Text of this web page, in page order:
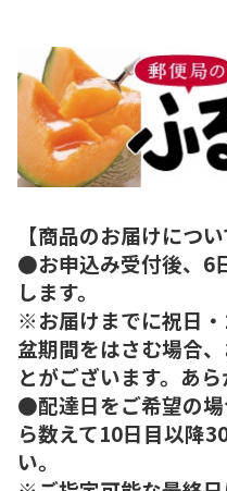
【商品のお届けについ
●お申込み受付後、6
します。
※お届けまでに祝日
盆期間をはさむ場合
とがございます。あ
●配達日をご希望の
ら数えて10日目以降
い。